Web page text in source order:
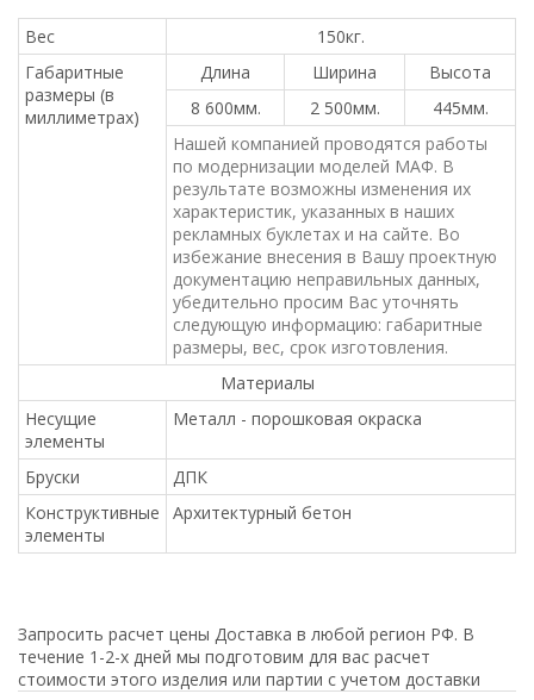
Вес
150кг.
Габаритные
размеры (в
миллиметрах)
Длина Ширина
Высота
8 600мм.
2 500мм.
445мм.
Нашей компанией проводятся работы
по модернизации моделей МАФ. В
результате возможны изменения их
характеристик, указанных в наших
рекламных буклетах и на сайте. Во
избежание внесения в Вашу проектную
документацию неправильных данных,
убедительно просим Вас уточнять
следующую информацию: габаритные
размеры, вес, срок изготовления.
Материалы
Несущие
элементы
Металл - порошковая окраска
Бруски
ДПК
Конструктивные
элементы
Архитектурный бетон
Запросить расчет цены Доставка в любой регион РФ. В
течение 1-2-х дней мы подготовим для вас расчет
стоимости этого изделия или партии с учетом доставки